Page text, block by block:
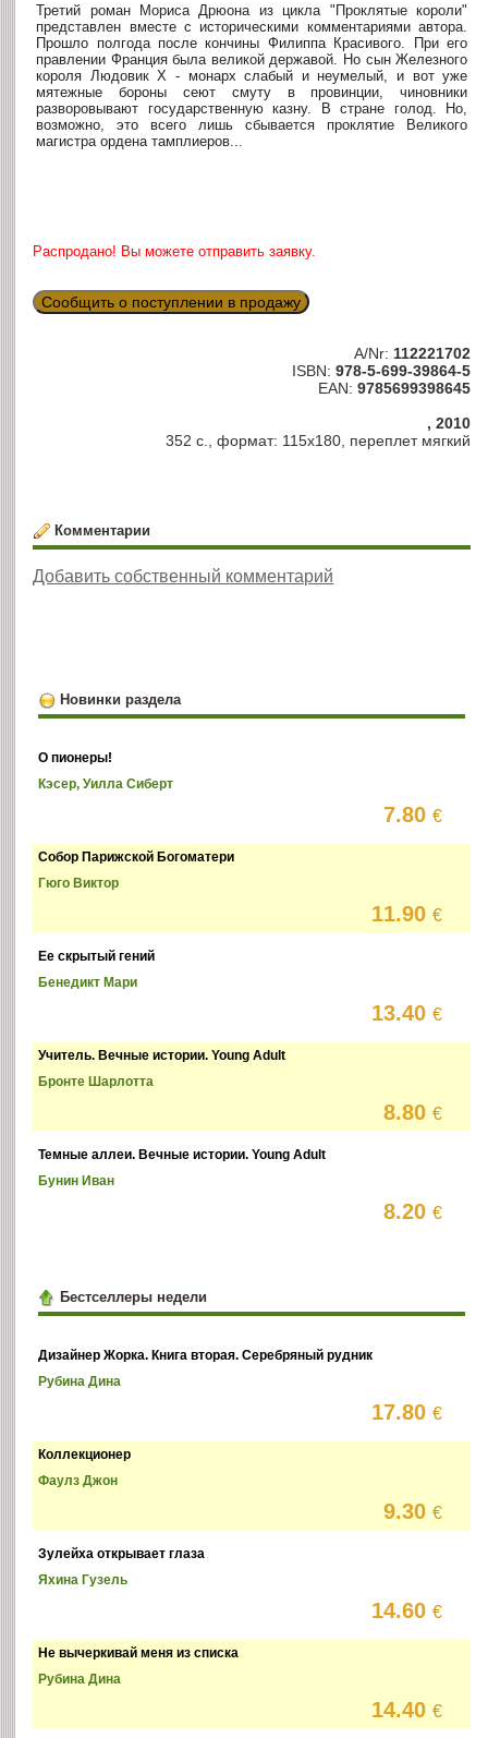
Третий роман Мориса Дрюона из цикла "Проклятые короли"
представлен вместе с историческими комментариями автора.
Прошло полгода после кончины Филиппа Красивого. При его
правлении Франция была великой державой. Но сын Железного
короля Людовик X - монарх слабый и неумелый, и вот уже
мятежные бороны сеют смуту в провинции, чиновники
разворовывают государственную казну. В стране голод. Но,
возможно, это всего лишь сбывается проклятие Великого
магистра ордена тамплиеров...
Распродано! Вы можете отправить заявку.
Сообщить о поступлении в продажу
A/Nr: 112221702
ISBN: 978-5-699-39864-5
EAN: 9785699398645
, 2010
352 с., формат: 115х180, переплет мягкий
Комментарии
Добавить собственный комментарий
Новинки раздела
О пионеры!
Кэсер, Уилла Сиберт
7.80€
Собор Парижской Богоматери
Гюго Виктор
11.90€
Ее скрытый гений
Бенедикт Мари
13.40€
Учитель. Вечные истории. Young Adult
Бронте Шарлотта
8.80€
Темные аллеи. Вечные истории. Young Adult
Бунин Иван
8.20€
Бестселлеры недели
Дизайнер Жорка. Книга вторая. Серебряный рудник
Рубина Дина
17.80€
Коллекционер
Фаулз Джон
9.30€
Зулейха открывает глаза
Яхина Гузель
14.60€
Не вычеркивай меня из списка
Рубина Дина
14.40€